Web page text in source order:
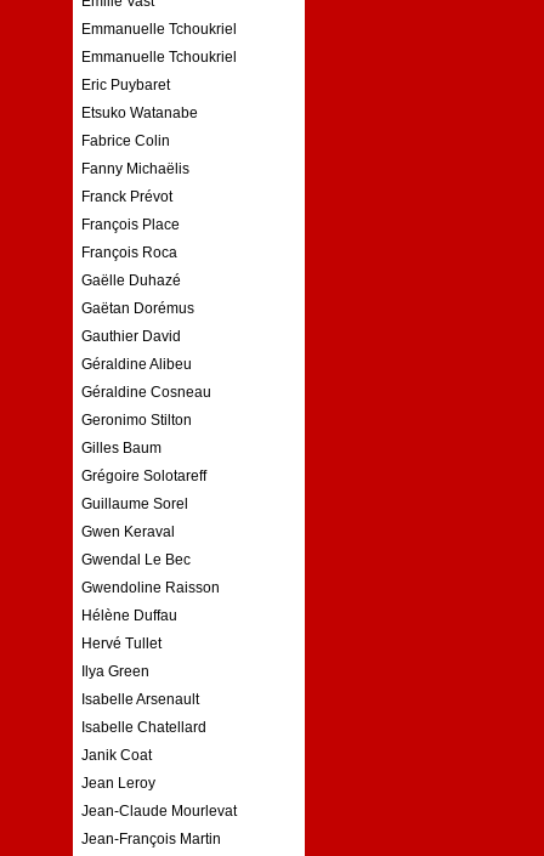
Emmanuelle Tchoukriel
Emmanuelle Tchoukriel
Eric Puybaret
Etsuko Watanabe
Fabrice Colin
Fanny Michaëlis
Franck Prévot
François Place
François Roca
Gaëlle Duhazé
Gaëtan Dorémus
Gauthier David
Géraldine Alibeu
Géraldine Cosneau
Geronimo Stilton
Gilles Baum
Grégoire Solotareff
Guillaume Sorel
Gwen Keraval
Gwendal Le Bec
Gwendoline Raisson
Hélène Duffau
Hervé Tullet
Ilya Green
Isabelle Arsenault
Isabelle Chatellard
Janik Coat
Jean Leroy
Jean-Claude Mourlevat
Jean-François Martin